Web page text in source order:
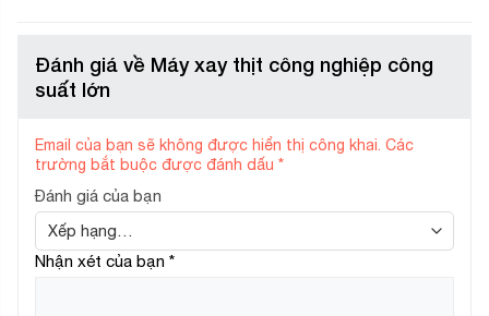
Đánh giá về Máy xay thịt công nghiệp công
suất lớn
Email của bạn sẽ không được hiển thị công khai. Các
trường bắt buộc được đánh dấu *
Đánh giá của bạn
Nhận xét của bạn *